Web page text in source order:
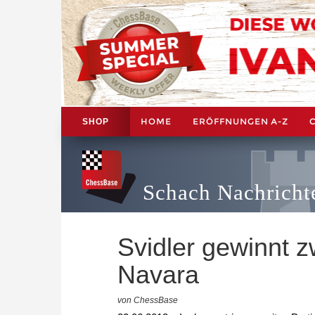
SHOP HOME ERÖFFNUNGEN A-Z
Schach
Svidler gewinnt
Navara
von ChessBase